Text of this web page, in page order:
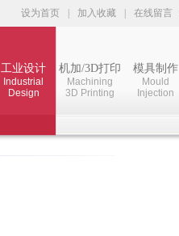
设为首页 加入收藏 在线留言
工业设计
Industrial
Design
机加/3D打印
Machining
3D Printing
模具制作
Mould
Injection